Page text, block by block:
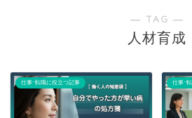
― TAG ―
人材育成
仕事･転職に役立つ記事 仕事･